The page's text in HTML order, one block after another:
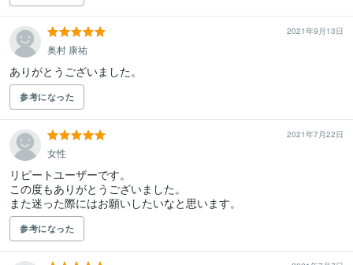
2021年9月13日
奥村 康祐
ありがとうございました。
参考になった
2021年7月22日
女性
リピートユーザーです。
この度もありがとうございました。
また迷った際にはお願いしたいなと思います。
参考になった